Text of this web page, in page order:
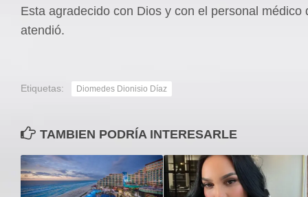
Esta agradecido con Dios y con el personal médico
atendió.
Etiquetas: Diomedes Dionisio Díaz
TAMBIEN PODRÍA INTERESARLE